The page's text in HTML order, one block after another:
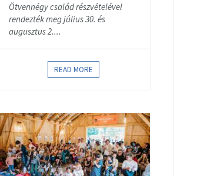
Ötvennégy család részvételével
rendezték meg július 30. és
augusztus 2....
READ MORE